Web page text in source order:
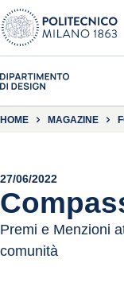
HOME MAGAZINE
27/06/2022
Premi e Menzioni
comunità